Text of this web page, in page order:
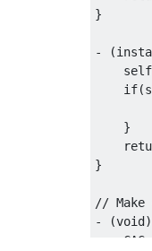
}
- (
self
if(
}
}
//
-
(void )